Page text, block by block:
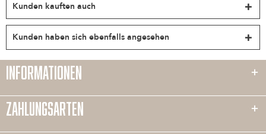
Kunden kauften auch
Kunden haben sich ebenfalls angesehen
INFORMATIONEN
ZAHLUNGSARTEN